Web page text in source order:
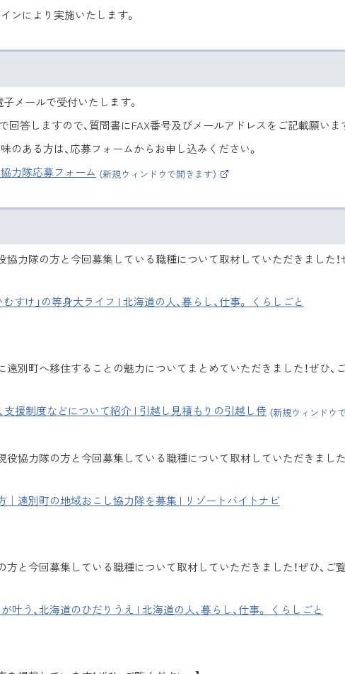
ンにより実施いたします。
メールで受付いたします。
回答しますので、質問書にFAX番号及びメールアドレスをご記載願いま
のある方は、応募フォームからお申し込みください。
力隊応募フォーム （新規ウィンドウで開きます）
部
）
協力隊の方と今回募集している職種について取材していただきました！
すけ」の等身大ライフ | 北海道の人、暮らし、仕事。 くらしごと
遠別町へ移住することの魅力についてまとめていただきました！ぜひ、
援制度などについて紹介 | 引越し見積もりの引越し侍 （新規ウィンドウ
役協力隊の方と今回募集している職種について取材していただきました
｜遠別町の地域おこし協力隊を募集 | リゾートバイトナビ
方と今回募集している職種について取材していただきました！ぜひ、ご
叶う、北海道のひだりうえ | 北海道の人、暮らし、仕事。 くらしごと